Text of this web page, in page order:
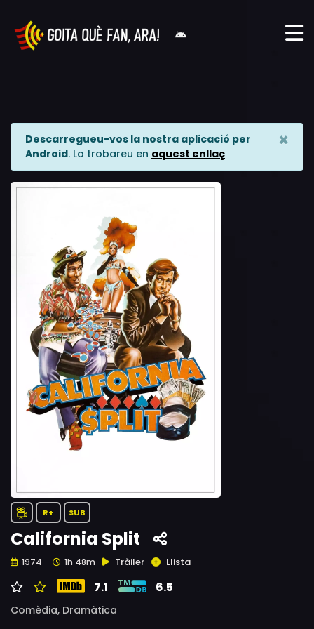
Descarregueu-vos la nostra aplicació per
Android. La trobareu en aquest enllaç
×
R+ SUB
California Split
1974 1h 48m Tràiler Llista
7.1 6.5
Comèdia, Dramàtica